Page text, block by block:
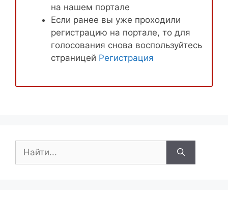
на нашем портале
Если ранее вы уже проходили
регистрацию на портале, то для
голосования снова воспользуйтесь
страницей Регистрация